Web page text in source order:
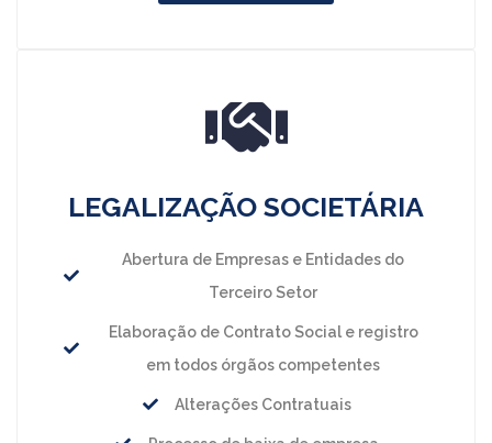
LEGALIZAÇÃO SOCIETÁRIA
Abertura de Empresas e Entidades do
Terceiro Setor
Elaboração de Contrato Social e registro
em todos órgãos competentes
Alterações Contratuais